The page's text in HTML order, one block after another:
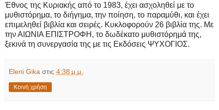
Έθνος της Κυριακής από το 1983, έχει ασχοληθεί με το
μυθιστόρημα, το διήγημα, την ποίηση, το παραμύθι, και έχει
επιμεληθεί βιβλία και σειρές. Κυκλοφορούν 26 βιβλία της. Με
την ΑΙΩΝΙΑ ΕΠΙΣΤΡΟΦΗ, το δωδέκατο μυθιστόρημά της,
ξεκινά τη συνεργασία της με τις Εκδόσεις ΨΥΧΟΓΙΟΣ.
Eleni Gika στις 4:38 μ.μ.
Κοινή χρήση